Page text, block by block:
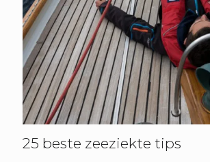
25 beste zeeziekte tips